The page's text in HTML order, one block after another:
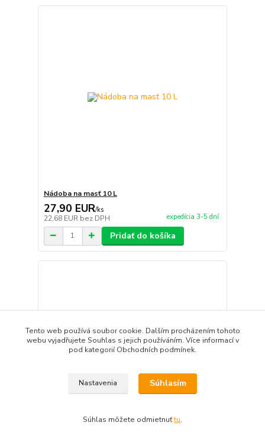
Nádoba na masť 10 L
27,90 EUR/ks
22,68 EUR bez DPH expedícia 3-5 dní
Pridať do košíka
Tento web používá soubor cookie. Dalším procházením tohoto
webu vyjadřujete Souhlas s jejich používáním. Více informací v
pod kategorií Obchodních podmínek.
Nastavenia Súhlasím
Súhlas môžete odmietnuťtu.